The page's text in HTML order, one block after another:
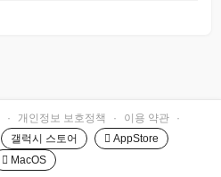
· 개인정보 보호정책 · 이용 약관
·
갤럭시 스토어
 AppStore
 MacOS